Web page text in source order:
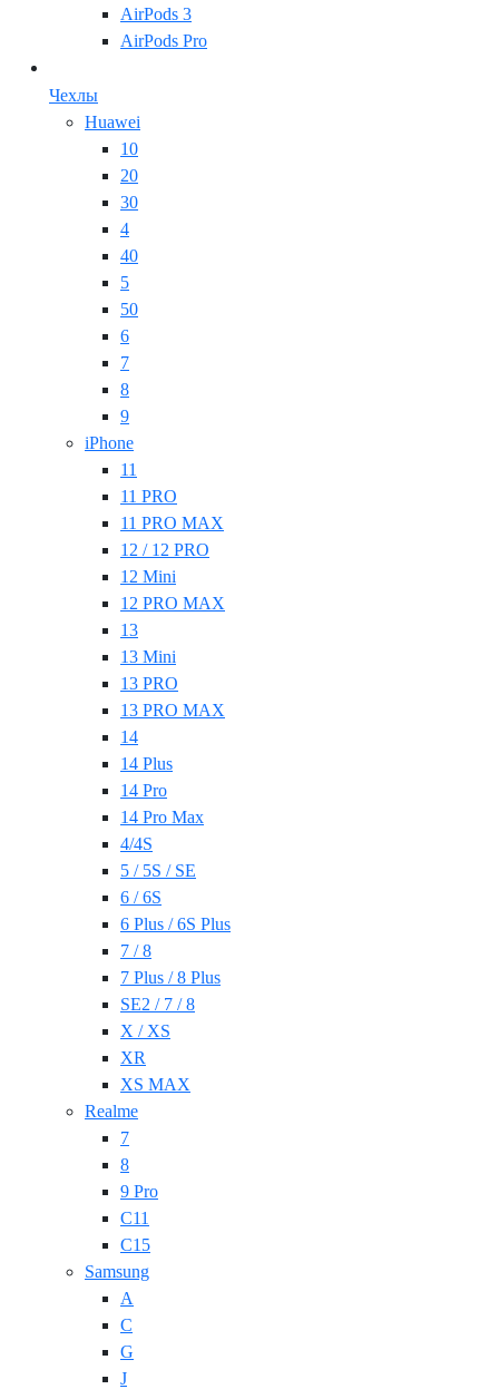
AirPods 3
AirPods Pro
Чехлы
Huawei
10
20
30
4
40
5
50
6
7
8
9
iPhone
11
11 PRO
11 PRO MAX
12 / 12 PRO
12 Mini
12 PRO MAX
13
13 Mini
13 PRO
13 PRO MAX
14
14 Plus
14 Pro
14 Pro Max
4/4S
5 / 5S / SE
6 / 6S
6 Plus / 6S Plus
7 / 8
7 Plus / 8 Plus
SE2 / 7 / 8
X / XS
XR
XS MAX
Realme
7
8
9 Pro
C11
C15
Samsung
A
C
G
J